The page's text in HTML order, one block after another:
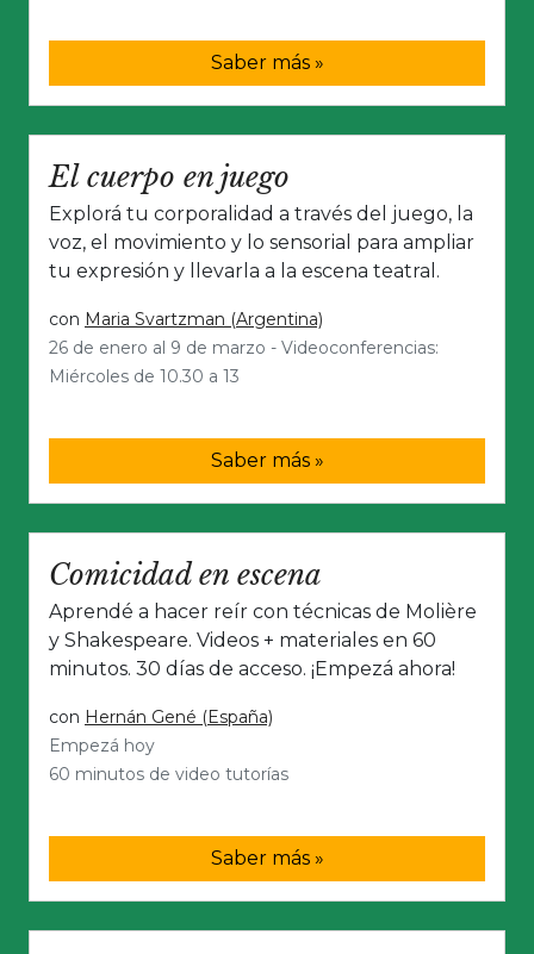
Saber más »
El cuerpo en juego
Explorá tu corporalidad a través del juego, la
voz, el movimiento y lo sensorial para ampliar
tu expresión y llevarla a la escena teatral.
con Maria Svartzman (Argentina)
26 de enero al 9 de marzo - Videoconferencias:
Miércoles de 10.30 a 13
Saber más »
Comicidad en escena
Aprendé a hacer reír con técnicas de Molière
y Shakespeare. Videos + materiales en 60
minutos. 30 días de acceso. ¡Empezá ahora!
con Hernán Gené (España)
Empezá hoy
60 minutos de video tutorías
Saber más »